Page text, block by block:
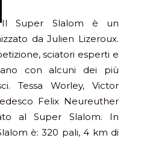
Il Super Slalom è un
da Julien Lizeroux.
sciatori esperti e
con alcuni dei più
Tessa Worley, Victor
Felix Neureuther
al Super Slalom. In
è: 320 pali, 4 km di